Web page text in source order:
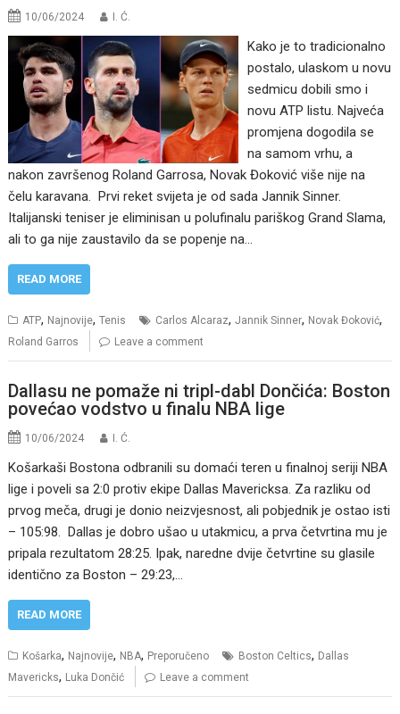
10/06/2024 I. Ć.
Kako je to tradicionalno
postalo, ulaskom u novu
sedmicu dobili smo i
novu ATP listu. Najveća
promjena dogodila se
na samom vrhu, a
nakon završenog Roland Garrosa, Novak Đoković više nije na
čelu karavana. Prvi reket svijeta je od sada Jannik Sinner.
Italijanski teniser je eliminisan u polufinalu pariškog Grand Slama,
ali to ga nije zaustavilo da se popenje na…
READ MORE
ATP, Najnovije,Tenis Carlos Alcaraz,Jannik Sinner, Novak Đoković,
Roland Garros Leave a comment
Dallasu ne pomaže ni tripl-dabl Dončića: Boston
povećao vodstvo u finalu NBA lige
10/06/2024 I. Ć.
Košarkaši Bostona odbranili su domaći teren u finalnoj seriji NBA
lige i poveli sa 2:0 protiv ekipe Dallas Mavericksa. Za razliku od
prvog meča, drugi je donio neizvjesnost, ali pobjednik je ostao isti
– 105:98. Dallas je dobro ušao u utakmicu, a prva četvrtina mu je
pripala rezultatom 28:25. Ipak, naredne dvije četvrtine su glasile
identično za Boston – 29:23,…
READ MORE
Košarka, Najnovije, NBA, Preporučeno Boston Celtics, Dallas
Mavericks, Luka Dončić Leave a comment